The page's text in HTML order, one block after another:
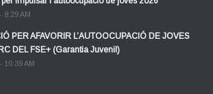
8:29 AM
PER AFAVORIR L’AUTOOCUPACIÓ DE JOVES
DEL FSE+ (Garantia Juvenil)
10:39 AM